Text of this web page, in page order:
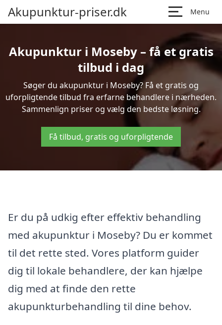
Akupunktur-priser.dk Menu
Akupunktur i Moseby – få et gratis
tilbud i dag
Søger du akupunktur i Moseby? Få et gratis og
uforpligtende tilbud fra erfarne behandlere i nærheden.
Sammenlign priser og vælg den bedste løsning.
Få tilbud, gratis og uforpligtende
Er du på udkig efter effektiv behandling
med akupunktur i Moseby? Du er kommet
til det rette sted. Vores platform guider
dig til lokale behandlere, der kan hjælpe
dig med at finde den rette
akupunkturbehandling til dine behov.